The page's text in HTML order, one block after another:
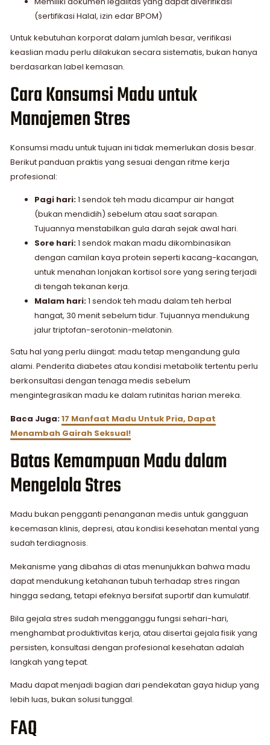
(sertifikasi Halal, izin edar BPOM)
Untuk kebutuhan korporat dalam jumlah besar, verifikasi
keaslian madu perlu dilakukan secara sistematis, bukan hanya
berdasarkan label kemasan.
Cara Konsumsi Madu untuk
Manajemen Stres
Konsumsi madu untuk tujuan ini tidak memerlukan dosis besar.
Berikut panduan praktis yang sesuai dengan ritme kerja
profesional:
Pagi hari:1 sendok teh madu dicampur air hangat
(bukan mendidih) sebelum atau saat sarapan.
Tujuannya menstabilkan gula darah sejak awal hari.
Sore hari:1 sendok makan madu dikombinasikan
dengan camilan kaya protein seperti kacang-kacangan,
untuk menahan lonjakan kortisol sore yang sering terjadi
di tengah tekanan kerja.
Malam hari:1 sendok teh madu dalam teh herbal
hangat, 30 menit sebelum tidur. Tujuannya mendukung
jalur triptofan-serotonin-melatonin.
Satu hal yang perlu diingat: madu tetap mengandung gula
alami. Penderita diabetes atau kondisi metabolik tertentu perlu
berkonsultasi dengan tenaga medis sebelum
mengintegrasikan madu ke dalam rutinitas harian mereka.
Baca Juga:17 Manfaat Madu Untuk Pria​, Dapat
Menambah Gairah Seksual!
Batas Kemampuan Madu dalam
Mengelola Stres
Madu bukan pengganti penanganan medis untuk gangguan
kecemasan klinis, depresi, atau kondisi kesehatan mental yang
sudah terdiagnosis.
Mekanisme yang dibahas di atas menunjukkan bahwa madu
dapat mendukung ketahanan tubuh terhadap stres ringan
hingga sedang, tetapi efeknya bersifat suportif dan kumulatif.
Bila gejala stres sudah mengganggu fungsi sehari-hari,
menghambat produktivitas kerja, atau disertai gejala fisik yang
persisten, konsultasi dengan profesional kesehatan adalah
langkah yang tepat.
Madu dapat menjadi bagian dari pendekatan gaya hidup yang
lebih luas, bukan solusi tunggal.
FAQ